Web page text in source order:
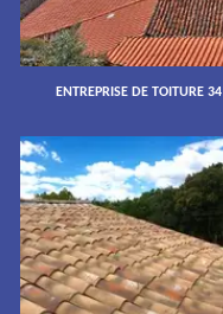
ENTREPRISE DE TOITURE 34